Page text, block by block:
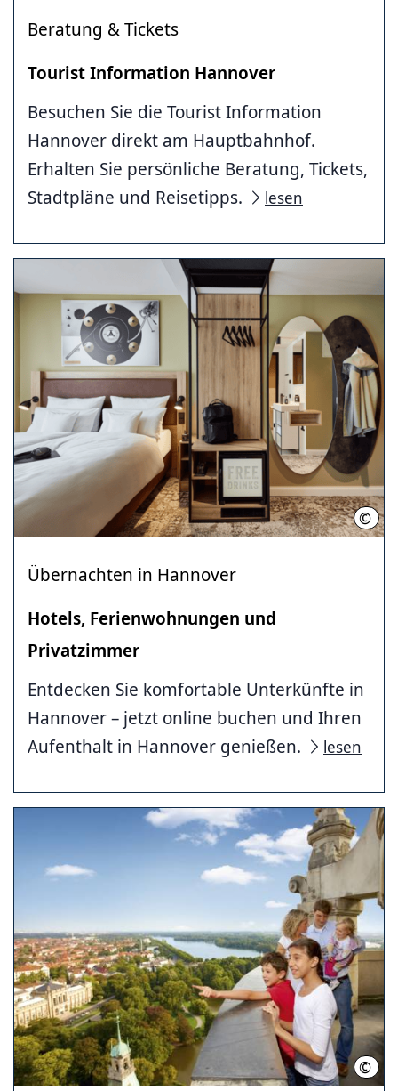
Beratung & Tickets
Tourist Information Hannover
Besuchen Sie die Tourist Information
Hannover direkt am Hauptbahnhof.
Erhalten Sie persönliche Beratung, Tickets,
Stadtpläne und Reisetipps.
lesen
©
Übernachten in Hannover
Hotels, Ferienwohnungen und
Privatzimmer
Entdecken Sie komfortable Unterkünfte in
Hannover – jetzt online buchen und Ihren
Aufenthalt in Hannover genießen.
lesen
©